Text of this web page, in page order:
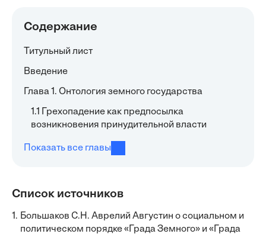
Содержание
Титульный лист
Введение
Глава 1. Онтология земного государства
1.1 Грехопадение как предпосылка
возникновения принудительной власти
Показать все главы
Список источников
1. Большаков С.Н. Аврелий Августин о социальном и
политическом порядке «Града Земного» и «Града